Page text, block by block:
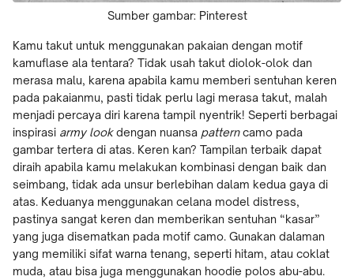
Sumber gambar: Pinterest
Kamu takut untuk menggunakan pakaian dengan motif
kamuflase ala tentara? Tidak usah takut diolok-olok dan
merasa malu, karena apabila kamu memberi sentuhan keren
pada pakaianmu, pasti tidak perlu lagi merasa takut, malah
menjadi percaya diri karena tampil nyentrik! Seperti berbagai
inspirasi army lookdengan nuansa patterncamo pada
gambar tertera di atas. Keren kan? Tampilan terbaik dapat
diraih apabila kamu melakukan kombinasi dengan baik dan
seimbang, tidak ada unsur berlebihan dalam kedua gaya di
atas. Keduanya menggunakan celana model distress,
pastinya sangat keren dan memberikan sentuhan “kasar”
yang juga disematkan pada motif camo. Gunakan dalaman
yang memiliki sifat warna tenang, seperti hitam, atau coklat
muda, atau bisa juga menggunakan hoodie polos abu-abu.